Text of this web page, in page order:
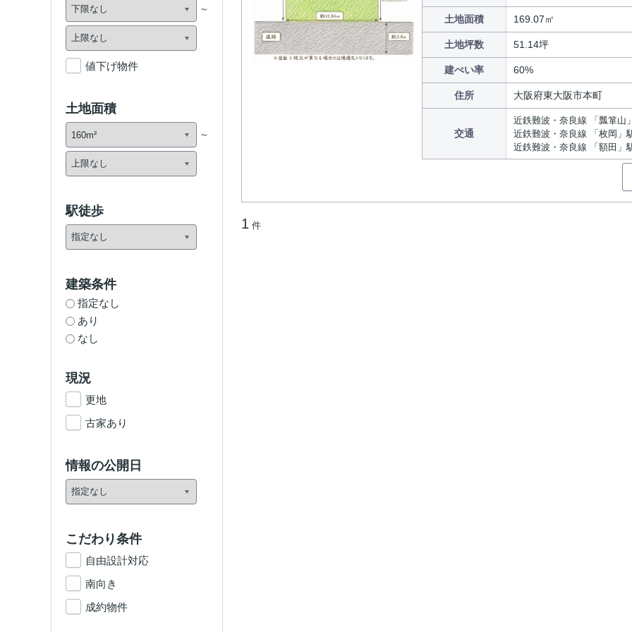
土地面積 169.07㎡
土地坪数 51.14坪
建ぺい率 60%
住所 大阪府東大阪市本町
交通
近鉄難波・奈良線 「瓢箪山
近鉄難波・奈良線 「枚岡」
近鉄難波・奈良線 「額田」
1 件
値下げ物件
土地面積
駅徒歩
建築条件
指定なし
あり
なし
現況
更地
古家あり
情報の公開日
こだわり条件
自由設計対応
南向き
成約物件